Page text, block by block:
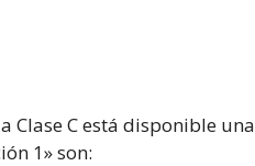
Clase C está disponible una
1» son: